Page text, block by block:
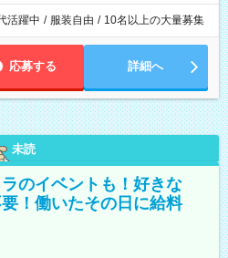
活躍中 / 服装自由 / 10名以上の大量募集
応募する 詳細へ
未読
のイベントも！好きな
！働いたその日に給料